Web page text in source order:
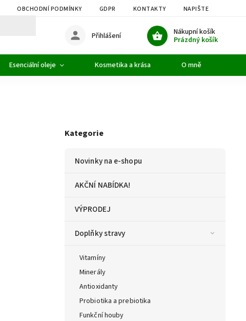
OBCHODNÍ PODMÍNKY GDPR KONTAKTY NAPIŠTE NÁM
Nákupní košík
Prázdný košík
Přihlášení
Esenciální oleje Kosmetika a krása O mně
Kategorie
Novinky na e-shopu
AKČNÍ NABÍDKA!
VÝPRODEJ
Doplňky stravy
Vitamíny
Minerály
Antioxidanty
Probiotika a prebiotika
Funkční houby